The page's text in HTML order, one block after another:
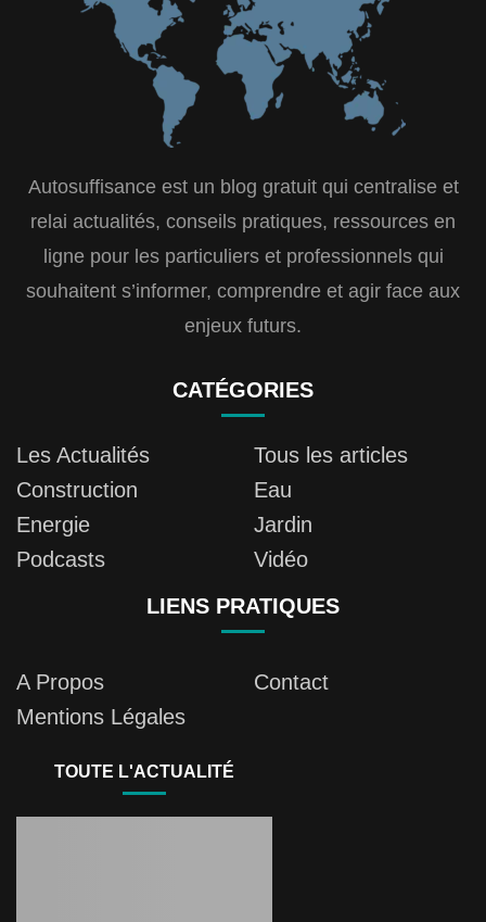
Autosuffisance est un blog gratuit qui centralise et
relai actualités, conseils pratiques, ressources en
ligne pour les particuliers et professionnels qui
souhaitent s’informer, comprendre et agir face aux
enjeux futurs.
CATÉGORIES
Les Actualités
Tous les articles
Construction
Eau
Energie
Jardin
Podcasts
Vidéo
LIENS PRATIQUES
A Propos
Contact
Mentions Légales
TOUTE L'ACTUALITÉ